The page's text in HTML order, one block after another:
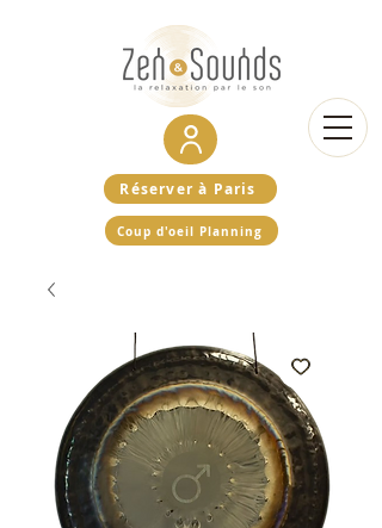
Réserver à Paris
Coup d'oeil Planning